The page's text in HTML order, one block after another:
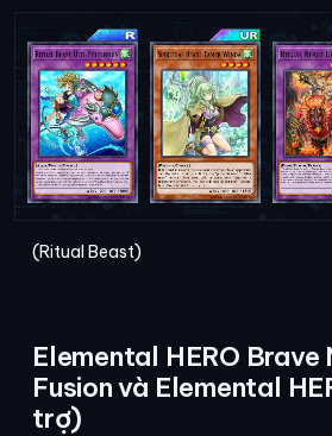
(Ritual Beast)
Elemental HERO Brave
Fusion và Elemental
trợ)